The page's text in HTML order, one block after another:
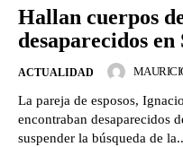
Hallan cuerpos
desaparecidos
ACTUALIDAD
La pareja de esposos,
encontraban desaparecidos
suspender la búsqueda de